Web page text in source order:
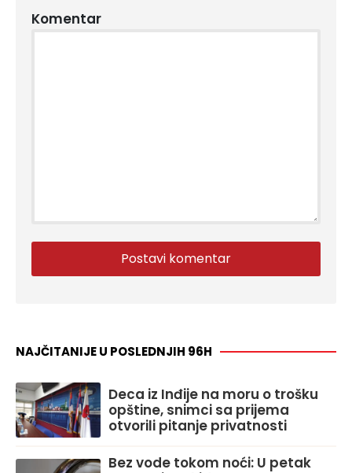
Komentar
NAJČITANIJE U POSLEDNJIH 96H
Deca iz Inđije na moru o trošku
opštine, snimci sa prijema
otvorili pitanje privatnosti
Bez vode tokom noći: U petak